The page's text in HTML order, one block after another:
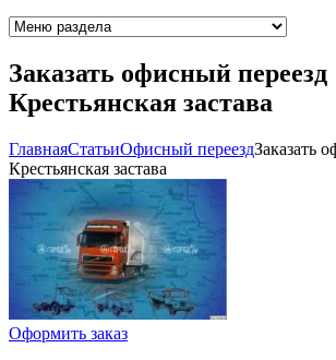
Заказать офисный переезд
Крестьянская застава
ГлавнаяCтатьиОфисный переездЗаказать
Крестьянская застава
Оформить заказ